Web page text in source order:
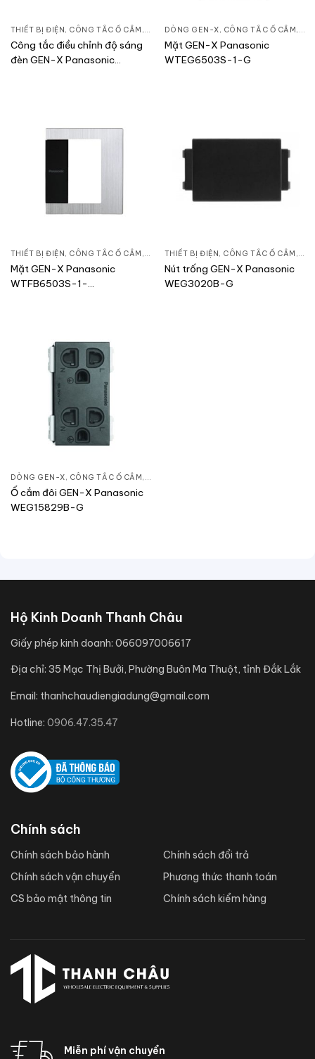
THIẾT BỊ ĐIỆN , CÔNG TẮC Ổ CẮM , DÒNG GEN-X
Công tắc điều chỉnh độ sáng
đèn GEN-X Panasonic
DÒNG GEN-X, CÔNG TẮC Ổ CẮM ,
Mặt GEN-X Panasonic
WTEG6503S-1-G
THIẾT BỊ ĐIỆN, CÔNG TẮC Ổ CẮM , DÒNG GEN-X
Mặt GEN-X Panasonic
WTFB6503S-1-
THIẾT BỊ ĐIỆN, CÔNG TẮC Ổ CẮM ,
Nút trống GEN-X Panasonic
WEG3020B-G
DÒNG GEN-X, CÔNG TẮC Ổ CẮM, THIẾT BỊ ĐIỆN
Ổ cắm đôi GEN-X Panasonic
WEG15829B-G
Hộ Kinh Doanh Thanh Châu
Giấy phép kinh doanh: 066097006617
Địa chỉ: 35 Mạc Thị Bưởi, Phường Buôn Ma Thuột, tỉnh Đắk Lắk
Email: thanhchaudiengiadung@gmail.com
Hotline: 0906.47.35.47
Chính sách
Chính sách bảo hành
Chính sách vận chuyển
CS bảo mật thông tin
Chính sách đổi trả
Phương thức thanh toán
Chính sách kiểm hàng
Miễn phí vận chuyển